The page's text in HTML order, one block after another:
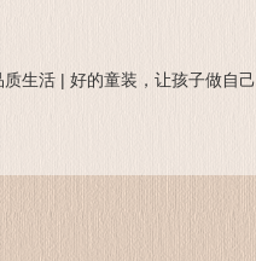
质生活 | 好的童装，让孩子做自己